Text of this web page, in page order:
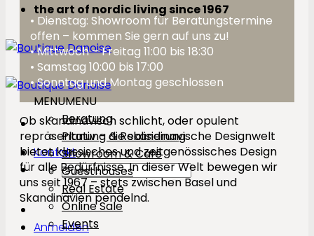
the art of nordic living since 1967
Kontakt
Suchen
nach:
Anmelden
MENUMENU
Beratung
Planung & Realisierung
Showroom & Café
Guesthouses
Real Estate
Online Sale
Events
• Dienstag: Showroom für Beratungstermine
offen – kommen Sie gern auf uns zu!
• Mittwoch – Freitag 11:00 bis 18:30
• Samstag 10:00 bis 17:00
• Sonntag und Montag geschlossen
Ob skandinavisch schlicht, oder opulent
repräsentativ – die skandinavische Designwelt
bietet klassisches und zeitgenössisches Design
für alle Bedürfnisse. In dieser Welt bewegen wir
uns seit 1967 – stets zwischen Basel und
Skandinavien pendelnd.